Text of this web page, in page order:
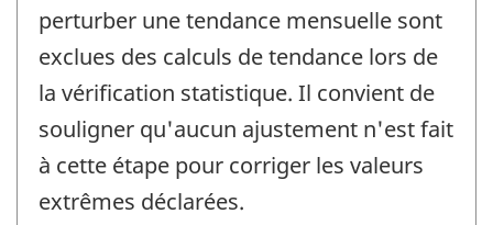
perturber une tendance mensuelle sont
exclues des calculs de tendance lors de
la vérification statistique. Il convient de
souligner qu'aucun ajustement n'est fait
à cette étape pour corriger les valeurs
extrêmes déclarées.